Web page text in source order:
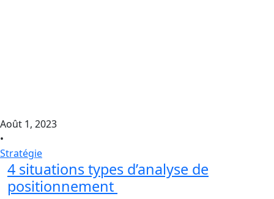
Août 1, 2023
•
Stratégie
4 situations types d’analyse de
positionnement